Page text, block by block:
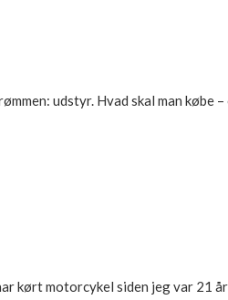
udstyr. Hvad skal man købe –
kørt motorcykel siden jeg var 21